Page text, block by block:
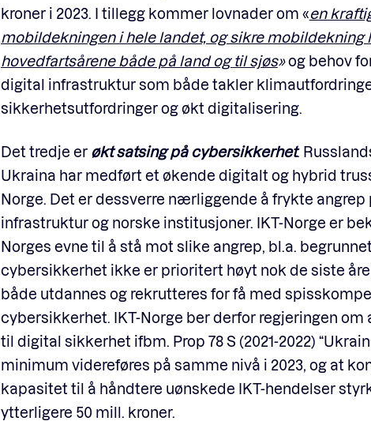
kroner i 2023. I tillegg kommer lovnader om «en
mobildekningen i hele landet, og sikre mobildekning
hovedfartsårene både på land og til sjøs»og behov
digital infrastruktur som både takler
sikkerhetsutfordringer og økt digitalisering.
Det tredje erøkt satsing på cybersikkerhet.
Ukraina har medført et økende digitalt og hybrid
Norge. Det er dessverre nærliggende å frykte angrep
infrastruktur og norske institusjoner. IKT-Norge er
Norges evne til å stå mot slike angrep, bl.a.
cybersikkerhet ikke er prioritert høyt nok de siste
både utdannes og rekrutteres for få med
cybersikkerhet. IKT-Norge ber derfor regjeringen om
til digital sikkerhet ifbm. Prop 78 S (2021-2022)
minimum videreføres på samme nivå i 2023, og at
kapasitet til å håndtere uønskede IKT-hendelser
ytterligere 50 mill. kroner.